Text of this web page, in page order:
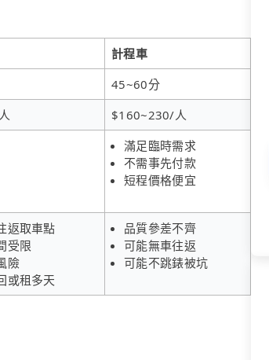
計程車
45~60分
$160~230/人
滿足臨時需求
不需事先付款
短程價格便宜
返取車點
受限
險
或租多天
品質參差不齊
可能無車往返
可能不跳錶被坑